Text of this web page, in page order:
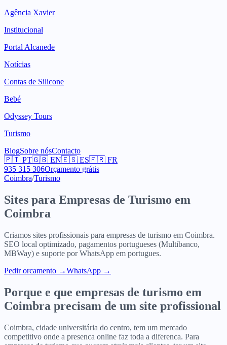
Agência Xavier
Institucional
Portal Alcanede
Notícias
Contas de Silicone
Bebé
Odyssey Tours
Turismo
BlogSobre nósContacto
🇵🇹 PT🇬🇧 EN🇪🇸 ES🇫🇷 FR
935 315 306Orçamento grátis
Coimbra/Turismo
Sites para Empresas de Turismo em
Coimbra
Criamos sites profissionais para empresas de turismo em Coimbra.
SEO local optimizado, pagamentos portugueses (Multibanco,
MBWay) e suporte por WhatsApp em portugues.
Pedir orcamento →WhatsApp →
Porque e que empresas de turismo em
Coimbra precisam de um site profissional
Coimbra, cidade universitária do centro, tem um mercado
competitivo onde a presenca online faz toda a diferenca. Para